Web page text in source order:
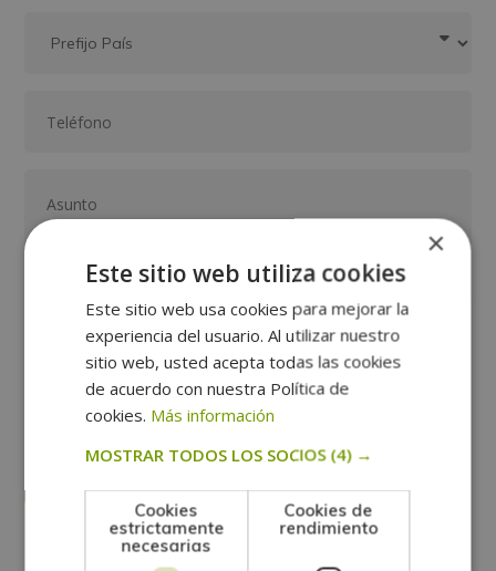
GRUPO TARRACO DE ESCUELAS DE FORMACIÓN DE POSTGRADO, S.L., CIF:
B01589969, Domicilio: C/ Amadeu Vives, 5, Bloque 1 - Bajo C, 43481, La
Pineda, Tarragona.
Finalidad del Tratamiento: Tratamos la información que nos facilita con el
fin de enviarle correos electrónicos de tipo comercial relacionado con
los productos ofrecidos y otros tipo de productos que fueran de su
Derechos: Puede ejercitar sus derechos identificándose suficientemente,
dirigiéndose a la dirección direccion@grupotarraco.com.
Desea recibir información comercial (vía telefónica y/o email):
Alternative:
×
Este sitio web utiliza cookies
Este sitio web usa cookies para mejorar la
experiencia del usuario. Al utilizar nuestro
sitio web, usted acepta todas las cookies
de acuerdo con nuestra Política de
cookies. Más información
MOSTRAR TODOS LOS SOCIOS (4) →
Cookies
estrictamente
necesarias
Cookies de
rendimiento